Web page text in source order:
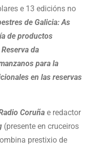
e 13 edicións no
de Galicia: As
de productos
da
para la
en las reservas
Coruña e redactor
(presente en cruceiros
prestixio de